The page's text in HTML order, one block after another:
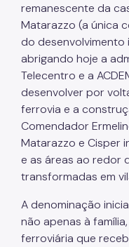
Heliponto
Áreas
Estudos
Produtos
TCA - Termo de
Motogeradores
Defesa e
remanescente da
Matarazzo (a única
do desenvolvimento
abrigando hoje a
Telecentro e a
desenvolver por
ferrovia e a
Comendador
Matarazzo e Cisper
e as áreas ao redor
transformadas em
A denominação
não apenas à
ferroviária que